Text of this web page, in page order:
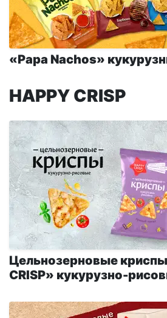
«Papa Nachos»
HAPPY CRISP
Цельнозерновые
CRISP» кукурузно-